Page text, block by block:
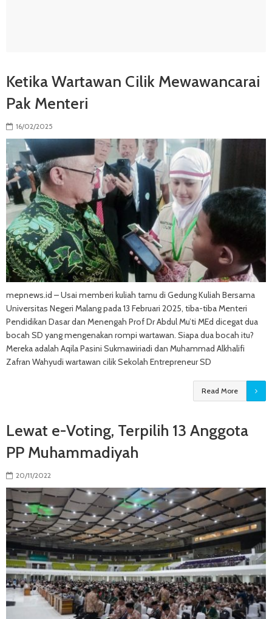
Ketika Wartawan Cilik Mewawancarai
Pak Menteri
16/02/2025
mepnews.id – Usai memberi kuliah tamu di Gedung Kuliah Bersama
Universitas Negeri Malang pada 13 Februari 2025, tiba-tiba Menteri
Pendidikan Dasar dan Menengah Prof Dr Abdul Mu’ti MEd dicegat dua
bocah SD yang mengenakan rompi wartawan. Siapa dua bocah itu?
Mereka adalah Aqila Pasini Sukmawiriadi dan Muhammad Alkhalifi
Zafran Wahyudi wartawan cilik Sekolah Entrepreneur SD
Read More
Lewat e-Voting, Terpilih 13 Anggota
PP Muhammadiyah
20/11/2022